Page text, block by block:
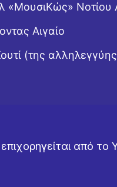
«ΜουσιΚώς» Νοτίου
Αιγαίο
(της
από το